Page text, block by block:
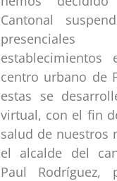
Cantonal
establecimientos
centro urbano de
estas se
virtual, con el fin
salud de nuestros
el alcalde del
Paul Rodríguez,